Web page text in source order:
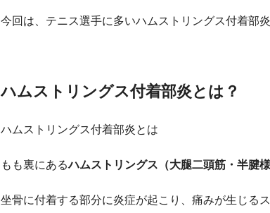
今回は、 テニス選手に多いハムストリングス付着部
ハムストリングス付着部炎とは？
ハムストリングス付着部炎とは
もも裏にあるハムストリングス（大腿二頭筋・半腱
坐骨に付着する部分に炎症が起こり、 痛みが生じる